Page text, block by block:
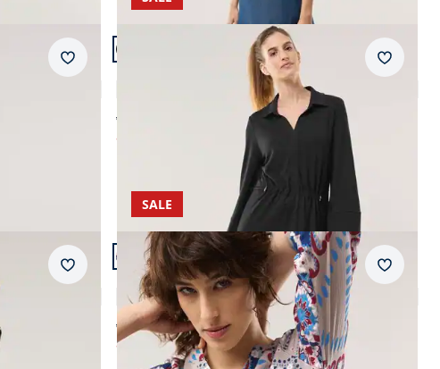
Merkzettel
Artikel 9 von 14.
ab Fr. 179,99
ab
Merkzettel
Artikel 12 von 14.
SALE
Midi Viskosekleid mit Bordüre
4,3 (3)
ab Fr. 259,99
ab Fr. 139,99 (-46%)